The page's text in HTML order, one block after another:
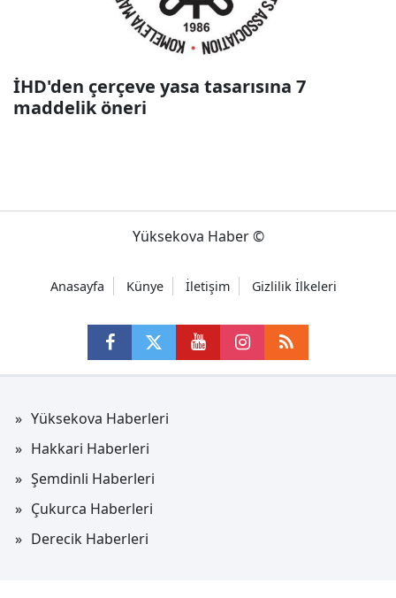
İHD'den çerçeve yasa tasarısına 7
maddelik öneri
Yüksekova Haber ©
Anasayfa Künye İletişim Gizlilik İlkeleri
Yüksekova Haberleri
Hakkari Haberleri
Şemdinli Haberleri
Çukurca Haberleri
Derecik Haberleri